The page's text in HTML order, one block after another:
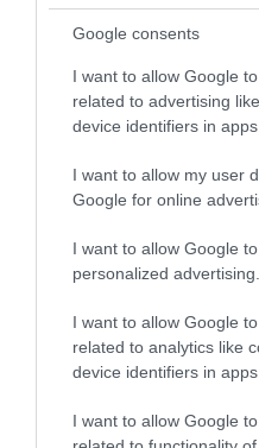
Google consents
I want to allow Google
related to advertising
device identifiers in apps.
I want to allow my user
Google for online
I want to allow Google
personalized advertising.
I want to allow Google
related to analytics like
device identifiers in apps.
I want to allow Google